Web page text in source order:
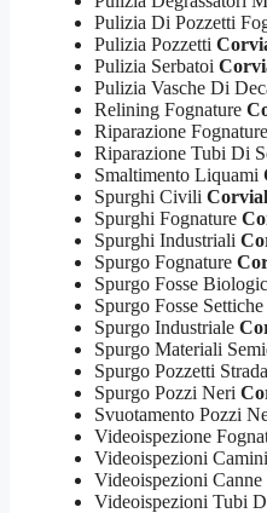
Pulizia Di Pozzetti
Pulizia Pozzetti
Pulizia Serbatoi
Pulizia Vasche Di
Relining Fognature
Riparazione Fognature
Riparazione Tubi Di
Smaltimento Liquami
Spurghi Civili
Spurghi Fognature
Spurghi Industriali
Spurgo Fognature
Spurgo Fosse
Spurgo Fosse Settiche
Spurgo Industriale
Spurgo Materiali
Spurgo Pozzetti
Spurgo Pozzi Neri
Svuotamento Pozzi
Videoispezione
Videoispezioni Camini
Videoispezioni Canne
Videoispezioni Tubi